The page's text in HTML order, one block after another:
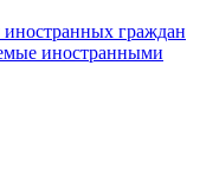
граждан
иностранными